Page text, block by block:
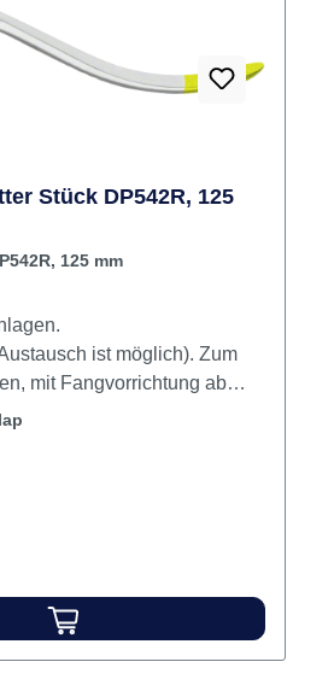
Stück DP542R, 125
125 mm
ist möglich). Zum
mit Fangvorrichtung ab
Maximale Drahtstärke: .021